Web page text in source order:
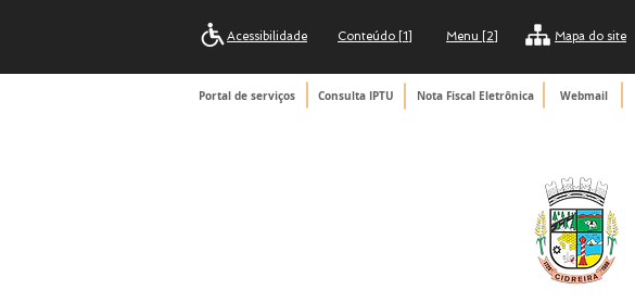
Acessibilidade Conteúdo [1] Menu [2] Mapa do site
Portal de serviços Consulta IPTU Nota Fiscal Eletrônica Webmail